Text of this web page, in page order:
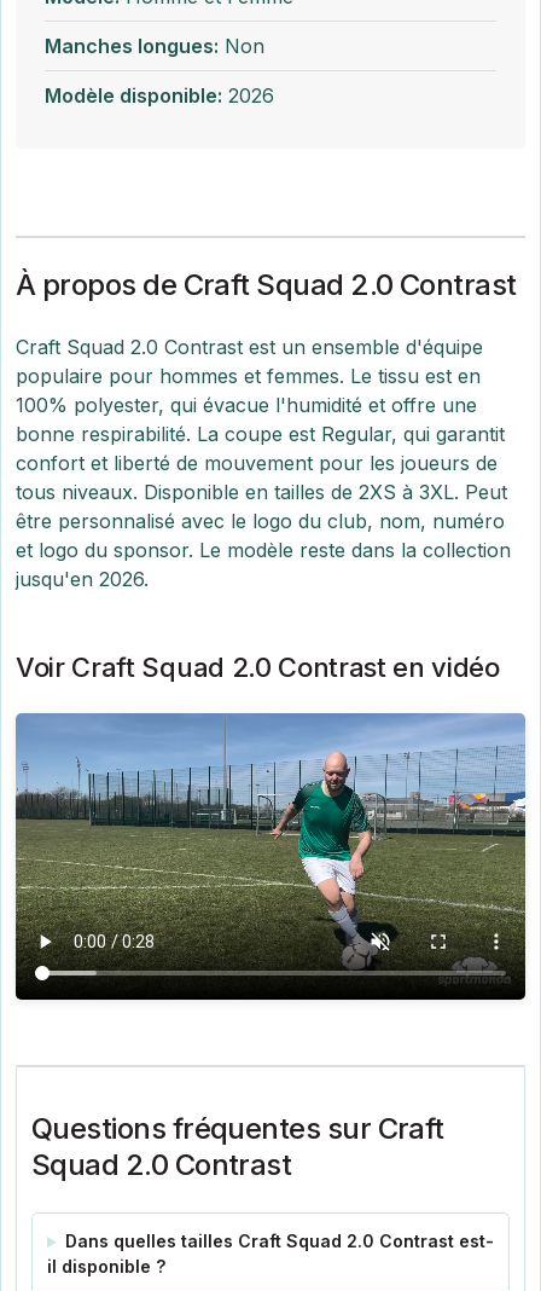
Manches longues: Non
Modèle disponible: 2026
À propos de Craft Squad 2.0 Contrast
Craft Squad 2.0 Contrast est un ensemble d'équipe
populaire pour hommes et femmes. Le tissu est en
100% polyester, qui évacue l'humidité et offre une
bonne respirabilité. La coupe est Regular, qui garantit
confort et liberté de mouvement pour les joueurs de
tous niveaux. Disponible en tailles de 2XS à 3XL. Peut
être personnalisé avec le logo du club, nom, numéro
et logo du sponsor. Le modèle reste dans la collection
jusqu'en 2026.
Voir Craft Squad 2.0 Contrast en vidéo
Questions fréquentes sur Craft
Squad 2.0 Contrast
Dans quelles tailles Craft Squad 2.0 Contrast est-
il disponible ?